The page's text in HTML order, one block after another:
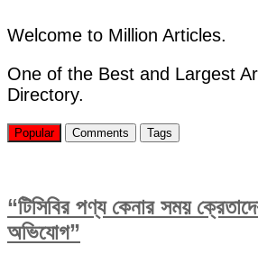
প্রেস
সচিব”
Welcome to Million Articles.
One of the Best and Largest
Directory.
Popular Comments Tags
“টিসিবির পণ্য কেনার সময়
অভিযোগ”